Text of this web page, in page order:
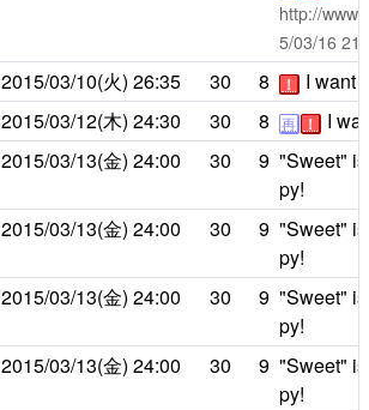
http://
5/03/16
2015/03/10(火) 26:35 30 8 ！
I want
2015/03/12(木) 24:30 30 8 再 ！
I
2015/03/13(金) 24:00 30 9 "Sweet"
py!
2015/03/13(金) 24:00 30 9 "Sweet"
py!
2015/03/13(金) 24:00 30 9 "Sweet"
py!
2015/03/13(金) 24:00 30 9 "Sweet"
py!